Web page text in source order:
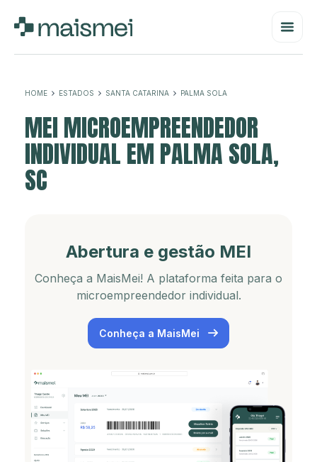
HOME ESTADOS SANTA CATARINA PALMA SOLA
MEI MICROEMPREENDEDOR
INDIVIDUAL EM PALMA SOLA,
SC
Abertura e gestão MEI
Conheça a MaisMei! A plataforma feita para o
microempreendedor individual.
Conheça a MaisMei